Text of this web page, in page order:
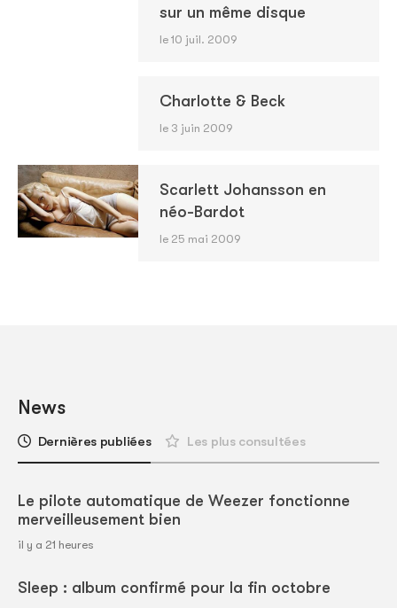
sur un même disque
le 10 juil. 2009
Charlotte & Beck
le 3 juin 2009
Scarlett Johansson en
néo-Bardot
le 25 mai 2009
News
Dernières publiées Les plus consultées
Le pilote automatique de Weezer fonctionne
merveilleusement bien
il y a 21 heures
Sleep : album confirmé pour la fin octobre